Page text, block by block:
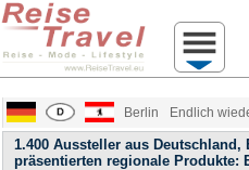
Berlin Endlich
1.400 Aussteller aus
präsentierten regionale Produkte: